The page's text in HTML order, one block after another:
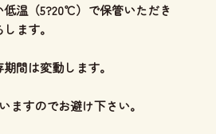
温（5?20℃）で保管いただき
ます。
間は変動します。
すのでお避け下さい。